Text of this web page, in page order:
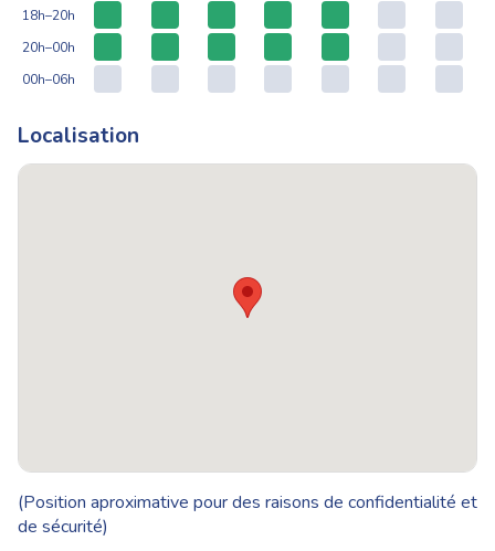
18h–20h
20h–00h
00h–06h
Localisation
(Position aproximative pour des raisons de confidentialité et
de sécurité)